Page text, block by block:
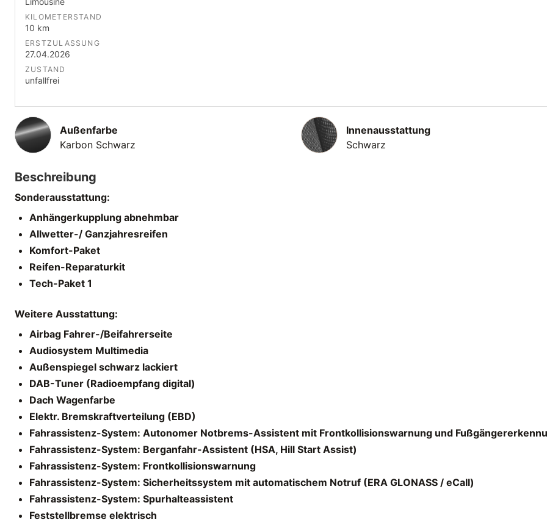
KILOMETERSTAND
10 km
ERSTZULASSUNG
27.04.2026
ZUSTAND
unfallfrei
Außenfarbe
Karbon Schwarz
InnenausstattungInnenausstattung
Schwarz
Beschreibung
Sonderausstattung:
Anhängerkupplung abnehmbar
Allwetter-/ Ganzjahresreifen
Komfort-Paket
Reifen-Reparaturkit
Tech-Paket 1
Weitere Ausstattung:
Airbag Fahrer-/Beifahrerseite
Audiosystem Multimedia
Außenspiegel schwarz lackiert
DAB-Tuner (Radioempfang digital)
Dach Wagenfarbe
Elektr. Bremskraftverteilung (EBD)
Fahrassistenz-System: Autonomer Notbrems-Assistent mit Frontkollisionswarnung und
Fahrassistenz-System: Berganfahr-Assistent (HSA, Hill Start Assist)
Fahrassistenz-System: Frontkollisionswarnung
Fahrassistenz-System: Sicherheitssystem mit automatischem Notruf (ERA GLONASS / eCall)
Fahrassistenz-System: Spurhalteassistent
Feststellbremse elektrisch